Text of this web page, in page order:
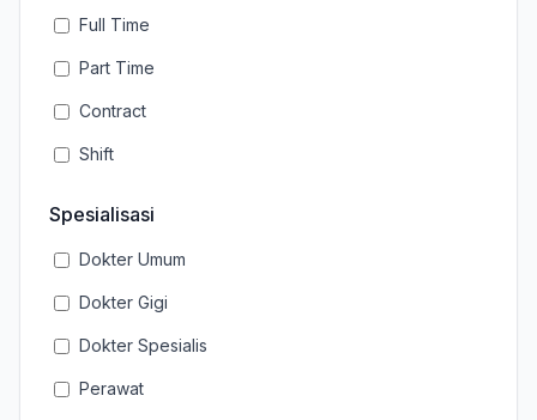
Full Time
Part Time
Contract
Shift
Spesialisasi
Dokter Umum
Dokter Gigi
Dokter Spesialis
Perawat